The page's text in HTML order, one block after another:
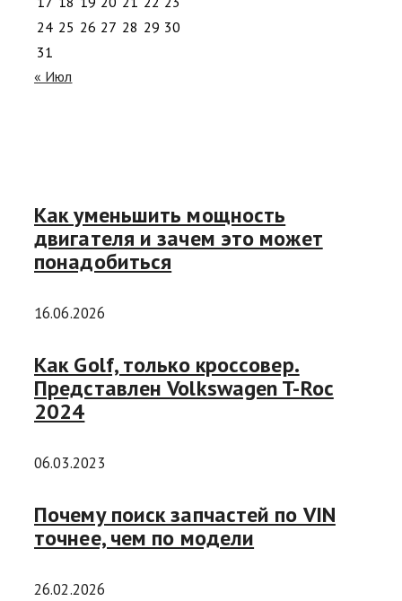
24 25 26 27 28 29 30
31
« Июл
Как уменьшить мощность
двигателя и зачем это может
понадобиться
16.06.2026
Как Golf, только кроссовер.
Представлен Volkswagen T-Roc
2024
06.03.2023
Почему поиск запчастей по VIN
точнее, чем по модели
26.02.2026